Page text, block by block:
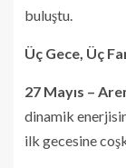
buluştu.
Üç Gece, Üç
27 Mayıs –
dinamik
ilk gecesine